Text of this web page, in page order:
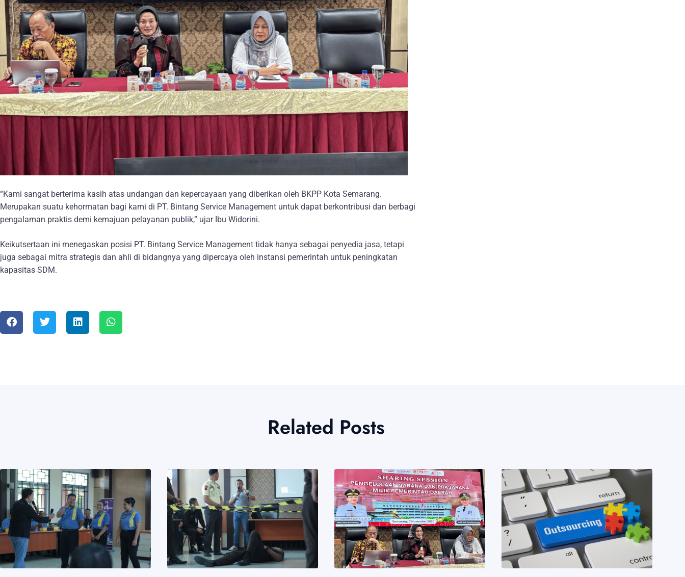
“Kami sangat berterima kasih atas undangan dan kepercayaan yang diberikan oleh BKPP Kota Semarang.
Merupakan suatu kehormatan bagi kami di PT. Bintang Service Management untuk dapat berkontribusi dan berbagi
pengalaman praktis demi kemajuan pelayanan publik,” ujar Ibu Widorini.
Keikutsertaan ini menegaskan posisi PT. Bintang Service Management tidak hanya sebagai penyedia jasa, tetapi
juga sebagai mitra strategis dan ahli di bidangnya yang dipercaya oleh instansi pemerintah untuk peningkatan
kapasitas SDM.
Related Posts